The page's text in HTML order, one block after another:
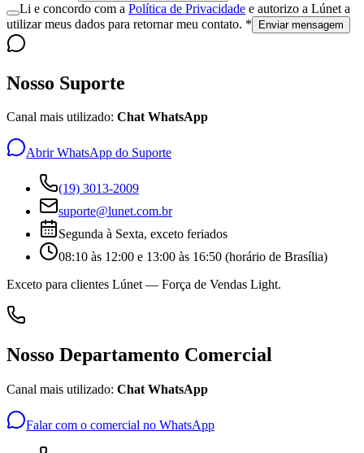
Li e concordo com a Política de Privacidade e autorizo a Lúnet a
utilizar meus dados para retornar meu contato. *
Enviar mensagem
Nosso Suporte
Canal mais utilizado: Chat WhatsApp
Abrir WhatsApp do Suporte
(19) 3013-2009
suporte@lunet.com.br
Segunda à Sexta, exceto feriados
08:10 às 12:00 e 13:00 às 16:50 (horário de Brasília)
Exceto para clientes Lúnet — Força de Vendas Light.
Nosso Departamento Comercial
Canal mais utilizado: Chat WhatsApp
Falar com o comercial no WhatsApp